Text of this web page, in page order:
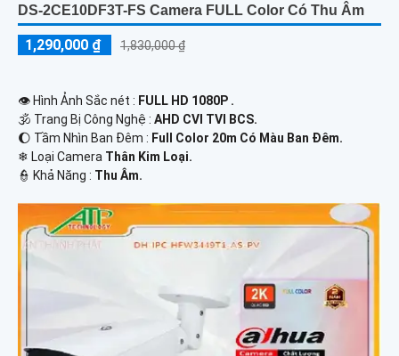
DS-2CE10DF3T-FS Camera FULL Color Có Thu Âm
1,290,000 ₫ 1,830,000 ₫
👁 Hình Ảnh Sắc nét : FULL HD 1080P .
🕉️ Trang Bị Công Nghệ : AHD CVI TVI BCS.
🌔 Tầm Nhìn Ban Đêm : Full Color 20m Có Màu Ban Đêm.
❄ Loại Camera Thân Kim Loại.
️👮 Khả Năng : Thu Âm.